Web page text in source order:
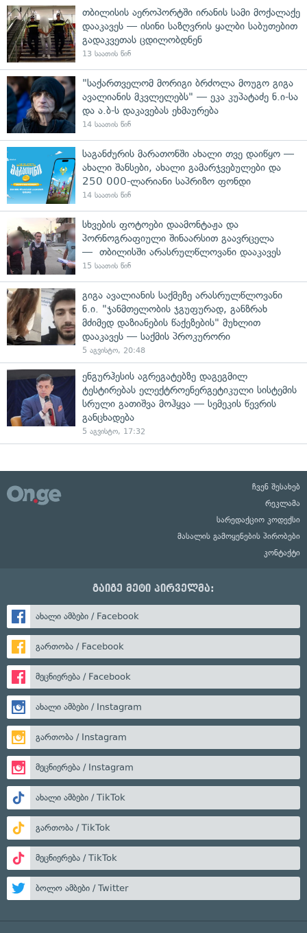
თბილისის აეროპორტში ირანის სამი მოქალაქე
დააკავეს — ისინი საზღვრის ყალბი საბუთებით
გადაკვეთას ცდილობდნენ
13 საათის წინ
"საქართველომ მორიგი ბრძოლა მოუგო გიგა
ავალიანის მკვლელებს" — ეკა კუპატაძე ნ.ი-სა
და ა.ბ-ს დაკავებას ეხმაურება
14 საათის წინ
საგანძურის მარათონში ახალი თვე დაიწყო —
ახალი შანსები, ახალი გამარჯვებულები და
250 000-ლარიანი საპრიზო ფონდი
14 საათის წინ
სხვების ფოტოები დაამონტაჟა და
პორნოგრაფიული შინაარსით გაავრცელა
— თბილისში არასრულწლოვანი დააკავეს
15 საათის წინ
გიგა ავალიანის საქმეზე არასრულწლოვანი
ნ.ი. "ჯანმთელობის ჯგუფურად, განზრახ
მძიმედ დაზიანების წაქეზების" მუხლით
დააკავეს — საქმის პროკურორი
5 აგვისტო, 20:48
ენგურჰესის აგრეგატებზე დაგეგმილ
ტესტირებას ელექტროენერგეტიკული სისტემის
სრული გათიშვა მოჰყვა — სემეკის წევრის
განცხადება
5 აგვისტო, 17:32
ჩვენ შესახებ
რეკლამა
სარედაქციო კოდექსი
მასალის გამოყენების პირობები
კონტაქტი
გაიგე მეტი პირველმა:
ახალი ამბები / Facebook
გართობა / Facebook
მეცნიერება / Facebook
ახალი ამბები / Instagram
გართობა / Instagram
მეცნიერება / Instagram
ახალი ამბები / TikTok
გართობა / TikTok
მეცნიერება / TikTok
ბოლო ამბები / Twitter